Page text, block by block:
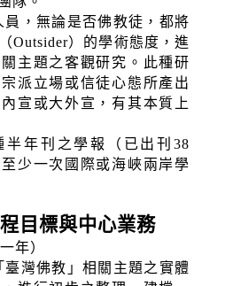
員，無論是否佛教徒，都將
Outsider）的學術態度，進
主題之客觀研究。此種研
派立場或信徒心態所產出
宣或大外宣，有其本質上
半年刊之學報（已出刊38
少一次國際或海峽兩岸學
目標與中心業務
年）
臺灣佛教」相關主題之實體